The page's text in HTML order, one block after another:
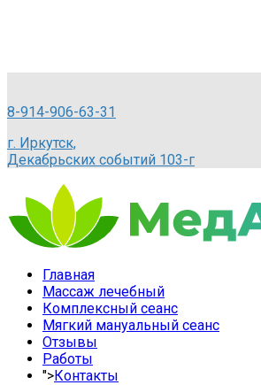
8-914-906-63-31
г. Иркутск,
Декабрьских событий 103-г
Главная
Массаж лечебный
Комплексный сеанс
Мягкий мануальный сеанс
Отзывы
Работы
">Контакты